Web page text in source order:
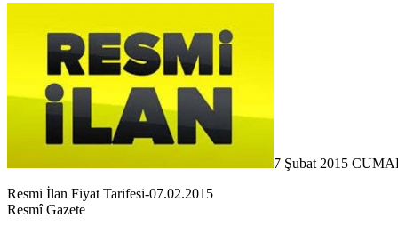
7 Şubat 2015
Resmi İlan Fiyat Tarifesi-07.02.2015
Resmî Gazete